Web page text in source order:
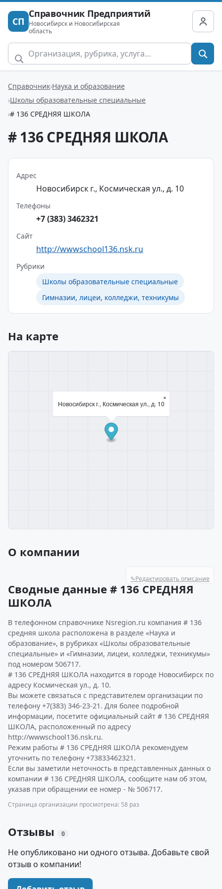
СП
Справочник Предприятий
Новосибирск и Новосибирская
область
Справочник Наука и образование
Школы образовательные специальные
# 136 СРЕДНЯЯ ШКОЛА
# 136 СРЕДНЯЯ ШКОЛА
Адрес
Новосибирск г., Космическая ул., д. 10
Телефоны
+7 (383) 3462321
Сайт
http://wwwschool136.nsk.ru
Рубрики
Школы образовательные специальные
Гимназии, лицеи, колледжи, техникумы
На карте
Новосибирск г., Космическая ул., д. 10
×
О компании
✎Редактировать описание
Сводные данные # 136 СРЕДНЯЯ
ШКОЛА
В телефонном справочнике Nsregion.ru компания # 136
средняя школа расположена в разделе «Наука и
образование», в рубриках «Школы образовательные
специальные» и «Гимназии, лицеи, колледжи, техникумы»
под номером 506717.
# 136 СРЕДНЯЯ ШКОЛА находится в городе Новосибирск по
адресу Космическая ул., д. 10.
Вы можете связаться с представителем организации по
телефону +7(383) 346-23-21. Для более подробной
информации, посетите официальный сайт # 136 СРЕДНЯЯ
ШКОЛА, расположенный по адресу
http://wwwschool136.nsk.ru.
Режим работы # 136 СРЕДНЯЯ ШКОЛА рекомендуем
уточнить по телефону +73833462321.
Если вы заметили неточность в представленных данных о
компании # 136 СРЕДНЯЯ ШКОЛА, сообщите нам об этом,
указав при обращении ее номер - № 506717.
Страница организации просмотрена: 58 раз
Отзывы 0
Не опубликовано ни одного отзыва. Добавьте свой
отзыв о компании!